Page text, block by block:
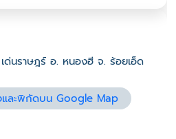
นราษฎร์ อ. หนองฮี จ. ร้อยเอ็ด
และพิกัดบน Google Map